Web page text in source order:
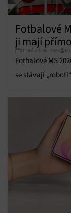
Přiřazování a
údajů, Propojení
zařízení na
informací.
Zajištění
podvodů a
Fotbalové
ji mají
Úterý 23. 06. 2026
Fotbalové MS
se stávají